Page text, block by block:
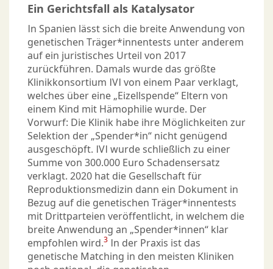
Ein Gerichtsfall als Katalysator
In Spanien lässt sich die breite Anwendung von
genetischen Träger*innentests unter anderem
auf ein juristisches Urteil von 2017
zurückführen. Damals wurde das größte
Klinikkonsortium IVI von einem Paar verklagt,
welches über eine „Eizellspende“ Eltern von
einem Kind mit Hämophilie wurde. Der
Vorwurf: Die Klinik habe ihre Möglichkeiten zur
Selektion der „Spender*in“ nicht genügend
ausgeschöpft. IVI wurde schließlich zu einer
Summe von 300.000 Euro Schadensersatz
verklagt. 2020 hat die Gesellschaft für
Reproduktionsmedizin dann ein Dokument in
Bezug auf die genetischen Träger*innentests
mit Drittparteien veröffentlicht, in welchem die
breite Anwendung an „Spender*innen“ klar
empfohlen wird.3 In der Praxis ist das
genetische Matching in den meisten Kliniken